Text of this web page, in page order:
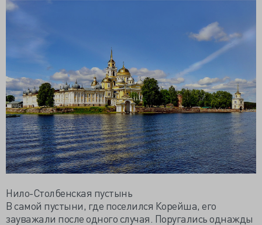
Нило-Столбенская пустынь
В самой пустыни, где поселился Корейша, его
зауважали после одного случая. Поругались однажды